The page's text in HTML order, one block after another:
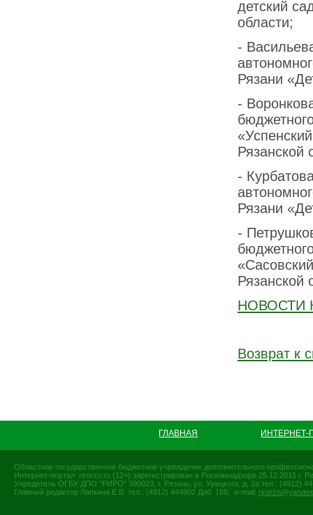
детский
области;
-
Рязани
-
Рязанской
-
Рязани
-
Рязанской
НОВОСТИ
Возврат к
ГЛАВНАЯ
Областное государственное бюджетное учреждение дополнительного
Интернет-портал rirorzn.ru (12+) зарегистрирован в Роскомнадзоре 25.12.2015
Учредитель ОГБУ ДПО "РИРО" 390023, г. Рязань, ул. Урицкого, д. 2а тел.: (4912)
Главный редактор Лапкина Е.В. тел.: (4912) 444902 Доб. 168, e-mail: